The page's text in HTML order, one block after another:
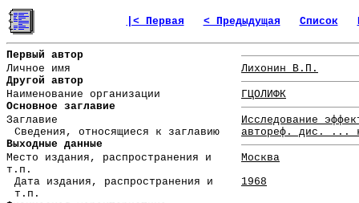
|< Первая < Предыдущая Список
Первый автор
Личное имя
Лихонин В.П.
Другой автор
Наименование организации
ГЦОЛИФК
Основное заглавие
Заглавие
Исследование
Сведения, относящиеся к заглавию
автореф. дис. ...
Выходные данные
Место издания, распространения и
т.п.
Москва
Дата издания, распространения и
т.п.
1968